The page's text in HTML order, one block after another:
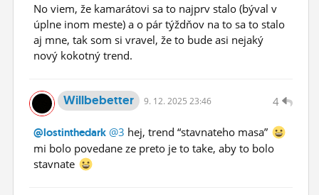
No viem, že kamarátovi sa to najprv stalo (býval v
úplne inom meste) a o pár týždňov na to sa to stalo
aj mne, tak som si vravel, že to bude asi nejaký
nový kokotný trend.
4
Willbebetter 9. 12. 2025 23:46
@lostinthedark @3 hej, trend “stavnateho masa”
mi bolo povedane ze preto je to take, aby to bolo
stavnate